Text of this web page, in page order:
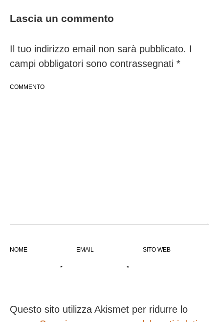
Lascia un commento
Il tuo indirizzo email non sarà pubblicato. I
campi obbligatori sono contrassegnati *
COMMENTO
NOME
*
EMAIL
*
SITO WEB
Questo sito utilizza Akismet per ridurre lo